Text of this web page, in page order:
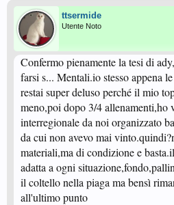
ttsermide
Utente Noto
Confermo pienamente la tesi di
farsi s... Mentali.io stesso appena
restai super deluso perché il mio
meno,poi dopo 3/4 allenamenti,ho
interregionale da noi organizzato
da cui non avevo mai
materiali,ma di condizione e
adatta a ogni
il coltello nella piaga ma bensì
all'ultimo punto